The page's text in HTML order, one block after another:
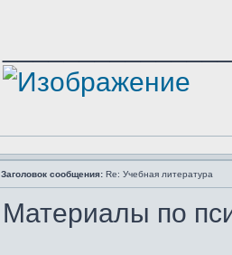
Заголовок сообщения: Re: Учебная литература
Материалы по